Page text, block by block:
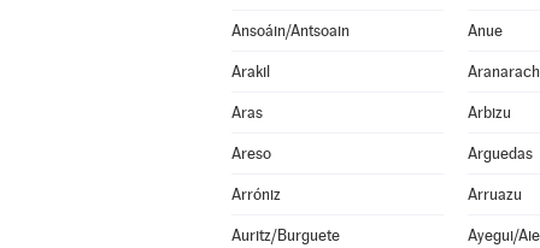
Ansoáin/Antsoain Anue
Arakil
Aras Arbizu
Areso Arguedas
Arróniz Arruazu
Auritz/Burguete Ayegui/